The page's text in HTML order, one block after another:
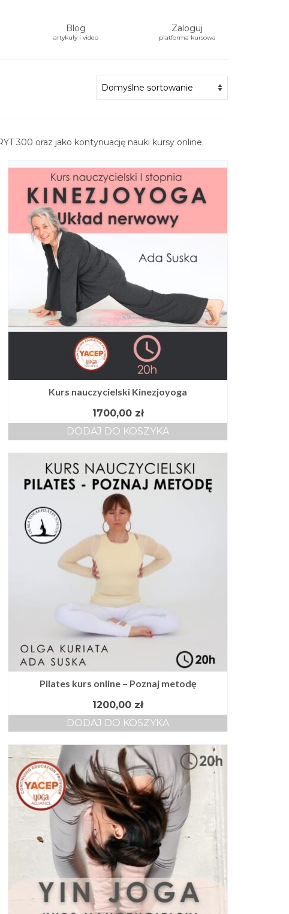
Blog
artykuły i video
Zaloguj
platforma kursowa
300 oraz jako kontynuację nauki kursy online.
Kurs nauczycielski Kinezjoyoga
1700,00 zł
DODAJ DO KOSZYKA
Pilates kurs online – Poznaj metodę
1200,00 zł
DODAJ DO KOSZYKA